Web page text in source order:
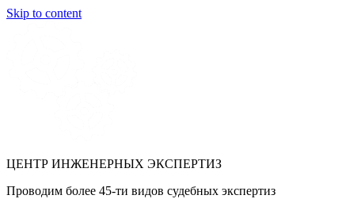
Skip to content
ЦЕНТР ИНЖЕНЕРНЫХ ЭКСПЕРТИЗ
Проводим более 45-ти видов судебных экспертиз